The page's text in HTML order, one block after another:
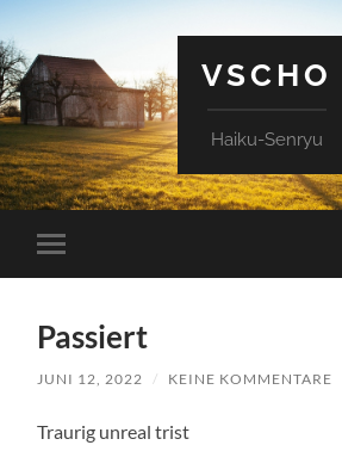
VSCHO
Haiku-Senryu
Mobile-
Menü
Passiert
JUNI 12, 2022 / KEINE KOMMENTARE
Traurig unreal trist